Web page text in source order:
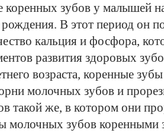
зубов у малышей
В этот период он
кальция и фосфора,
развития здоровых
возраста, коренные
молочных зубов и
такой же, в котором они
молочных зубов коренными